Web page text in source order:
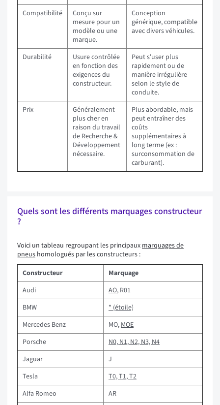
Compatibilité
Conçu sur
mesure pour un
modèle ou une
marque.
Conception
générique, compatible
avec divers véhicules.
Durabilité
Usure contrôlée
en fonction des
exigences du
constructeur.
Peut s'user plus
rapidement ou de
manière irrégulière
selon le style de
conduite.
Prix
Généralement
plus cher en
raison du travail
de Recherche &
Développement
nécessaire.
Plus abordable, mais
peut entraîner des
coûts
supplémentaires à
long terme (ex :
surconsommation de
carburant).
Quels sont les différents marquages constructeur
?
Voici un tableau regroupant les principaux marquages de
pneus homologués par les constructeurs :
Constructeur
Marquage
Audi
AO, R01
BMW
* (étoile)
Mercedes Benz
MO, MOE
Porsche
N0, N1, N2, N3, N4
Jaguar
J
Tesla
T0, T1, T2
Alfa Romeo
AR